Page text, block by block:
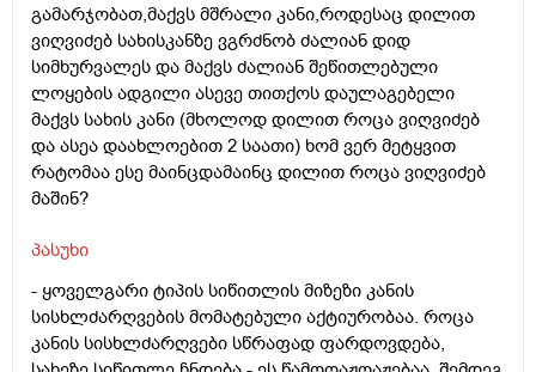
გამარჯობათ,მაქვს მშრალი კანი,როდესაც დილით
ვიღვიძებ სახისკანზე ვგრძნობ ძალიან დიდ
სიმხურვალეს და მაქვს ძალიან შეწითლებული
ლოყების ადგილი ასევე თითქოს დაულაგებელი
მაქვს სახის კანი (მხოლოდ დილით როცა ვიღვიძებ
და ასეა დაახლოებით 2 საათი) ხომ ვერ მეტყვით
რატომაა ესე მაინცდამაინც დილით როცა ვიღვიძებ
მაშინ?
პასუხი
- ყოველგარი ტიპის სიწითლის მიზეზი კანის
სისხლძარღვების მომატებული აქტიურობაა. როცა
კანის სისხლძარღვები სწრაფად ფარდოვდება,